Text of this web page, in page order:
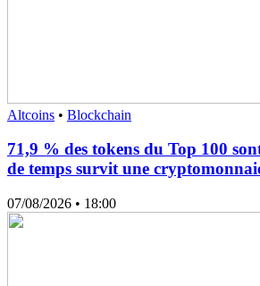
Altcoins • Blockchain
71,9 % des tokens du Top 100
de temps survit une
07/08/2026 • 18:00